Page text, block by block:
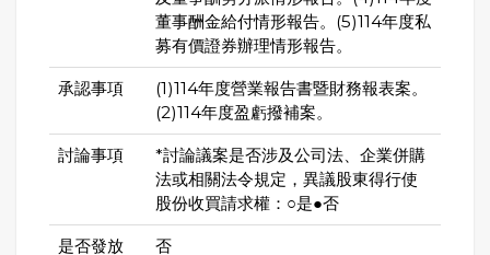
董事酬金給付情形報告。(5)114年度私
募有價證券辦理情形報告。
承認事項
(1)114年度營業報告書暨財務報表案。
(2)114年度盈虧撥補案。
討論事項
*討論議案是否涉及公司法、企業併購
法或相關法令規定，異議股東得行使
股份收買請求權：○是●否
是否發放
否